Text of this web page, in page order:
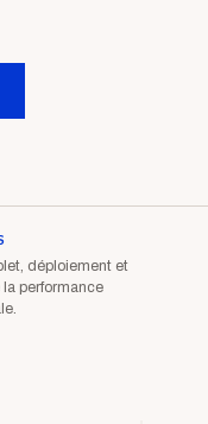
déploiement et
performance